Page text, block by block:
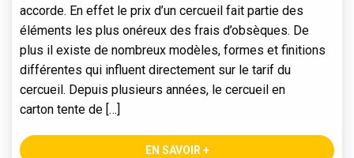
accorde. En effet le prix d’un cercueil fait partie des
éléments les plus onéreux des frais d’obsèques. De
plus il existe de nombreux modèles, formes et finitions
différentes qui influent directement sur le tarif du
cercueil. Depuis plusieurs années, le cercueil en
carton tente de […]
EN SAVOIR +